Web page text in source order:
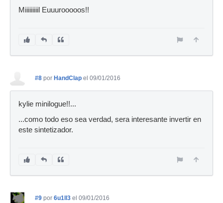
Miiiiiiiiil Euuurooooos!!
#8 por HandClap el 09/01/2016
kylie minilogue!!...
...como todo eso sea verdad, sera interesante invertir en
este sintetizador.
#9 por 6u1ll3 el 09/01/2016